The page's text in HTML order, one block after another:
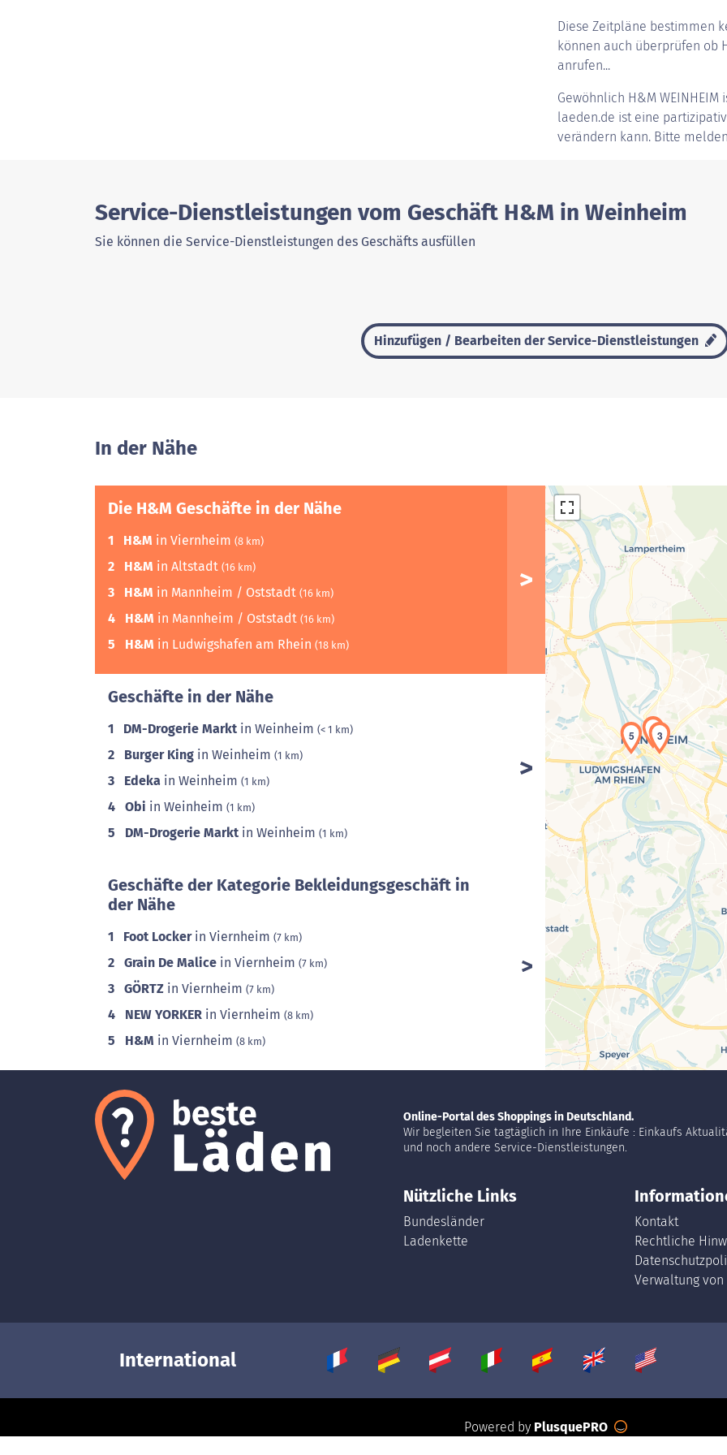
Diese Zeitpläne bestimmen
können auch überprüfen ob
anrufen...
Gewöhnlich H&M WEINHEIM
laeden.de ist eine
verändern kann. Bitte
Service-Dienstleistungen vom Geschäft H&M in Weinheim
Sie können die Service-Dienstleistungen des Geschäfts ausfüllen
Hinzufügen / Bearbeiten der Service-Dienstleistungen
In der Nähe
Die H&M Geschäfte in der Nähe
1 H&M in Viernheim (8 km)
2 H&M in Altstadt (16 km)
3 H&M in Mannheim / Oststadt (16 km)
4 H&M in Mannheim / Oststadt (16 km)
5 H&M in Ludwigshafen am Rhein (18 km)
Geschäfte in der Nähe
1 DM-Drogerie Markt in Weinheim (< 1 km)
2 Burger King in Weinheim (1 km)
3 Edeka in Weinheim (1 km)
4 Obi in Weinheim (1 km)
5 DM-Drogerie Markt in Weinheim (1 km)
Geschäfte der Kategorie Bekleidungsgeschäft in
der Nähe
1 Foot Lockerin Viernheim (7 km)
2 Grain De Malice in Viernheim (7 km)
3 GÖRTZ in Viernheim (7 km)
4 NEW YORKER in Viernheim (8 km)
5 H&M in Viernheim (8 km)
3
4
5
Online-Portal des Shoppings in Deutschland.
Wir begleiten Sie tagtäglich in Ihre Einkäufe : Einkaufs
und noch andere Service-Dienstleistungen.
Nützliche Links
Bundesländer
Ladenkette
Kontakt
Rechtliche
Verwaltung von
International
Powered by PlusquePRO